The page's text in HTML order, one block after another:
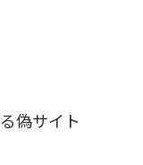
偽サイト